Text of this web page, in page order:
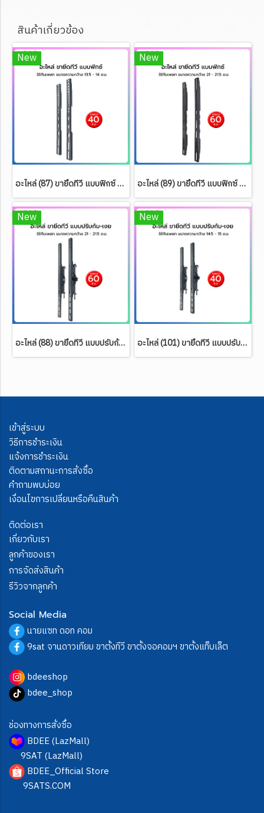
สินค้าเกี่ยวข้อง
New
อะไหล่ (87) ขายึดทีวี แบบฟิกซ์ ขนาดยาว 40 ซ.ม.
New
อะไหล่ (89) ขายึดทีวี แบบฟิกซ์ ขนาดยาว 60 ซ.ม.
New
อะไหล่ (88) ขายึดทีวี แบบปรับก้ม-เงย ขนาดยาว 60 ซ.ม.
New
อะไหล่ (101) ขายึดทีวี แบบปรับก้ม-เงย ขนาดยาว 40 ซ.ม. (สำหรับรุ่น WA-01,04,S1,S2,S5,S9,S10)
เข้าสู่ระบบ
วิธีการชำระเงิน
แจ้งการชำระเงิน
ติดตามสถานะการสั่งซื้อ
คำถามพบบ่อย
เงื่อนไขการเปลี่ยนหรือคืนสินค้า
ติดต่อเรา
เกี่ยวกับเรา
ลูกค้าของเรา
การจัดส่งสินค้า
รีวิวจากลูกค้า
Social Media
นายแซท ดอท คอม
9sat จานดาวเทียม ขาตั้งทีวี ขาตั้งจอคอมฯ ขาตั้งแท็บเล็ต
bdeeshop
bdee_shop
ช่องทางการสั่งซื้อ
BDEE (LazMall)
9SAT (LazMall)
BDEE_Official Store
9SATS.COM